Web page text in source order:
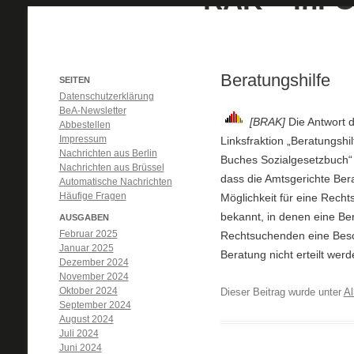
Beratungshilfe
[BRAK] Die Antwort
Linksfraktion
Buches
dass die Amtsgerichte
Möglichkeit für eine
bekannt, in denen eine
Rechtsuchenden eine
Beratung nicht erteilt
Dieser Beitrag wurde unter
SEITEN
Datenschutzerklärung
BeA-Newsletter
Abbestellen
Impressum
Nachrichten aus Berlin
Nachrichten aus Brüssel
Automatische Nachrichten
Häufige Fragen
AUSGABEN
Februar 2025
Januar 2025
Dezember 2024
November 2024
Oktober 2024
September 2024
August 2024
Juli 2024
Juni 2024